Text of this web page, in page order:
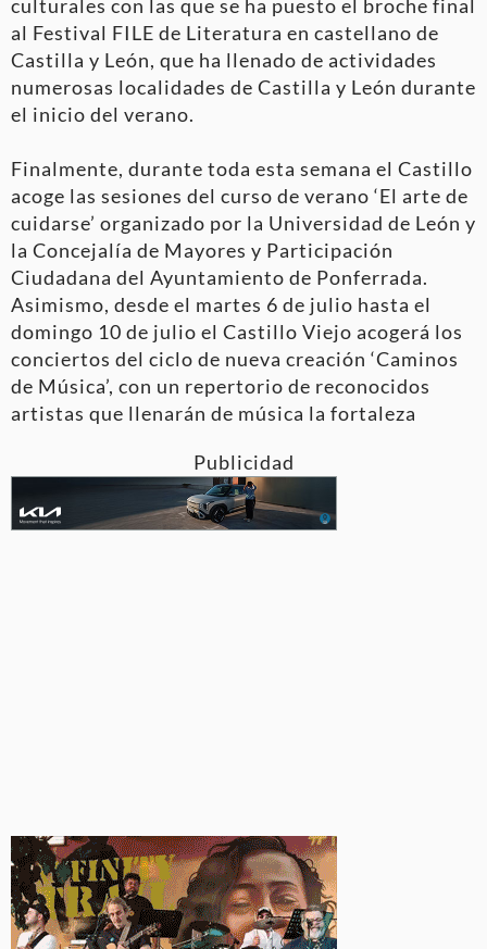
culturales con las que se ha puesto el broche final
al Festival FILE de Literatura en castellano de
Castilla y León, que ha llenado de actividades
numerosas localidades de Castilla y León durante
el inicio del verano.
Finalmente, durante toda esta semana el Castillo
acoge las sesiones del curso de verano ‘El arte de
cuidarse’ organizado por la Universidad de León y
la Concejalía de Mayores y Participación
Ciudadana del Ayuntamiento de Ponferrada.
Asimismo, desde el martes 6 de julio hasta el
domingo 10 de julio el Castillo Viejo acogerá los
conciertos del ciclo de nueva creación ‘Caminos
de Música’, con un repertorio de reconocidos
artistas que llenarán de música la fortaleza
Publicidad